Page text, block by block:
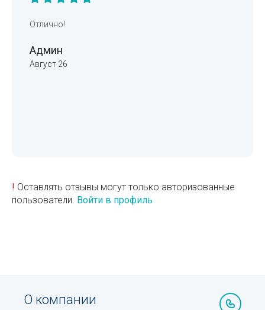
Отлично!
Админ
Август 26
! Оставлять отзывы могут только авторизованные
пользователи. Войти в профиль
О компании